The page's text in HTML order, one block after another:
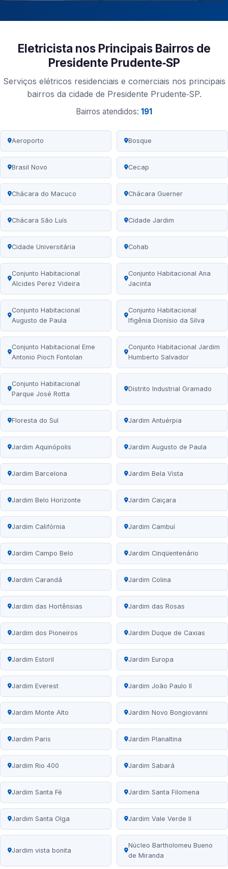
Eletricista nos Principais Bairros de
Presidente Prudente‑SP
Serviços elétricos residenciais e comerciais nos principais
bairros da cidade de Presidente Prudente‑SP.
Bairros atendidos: 191
Aeroporto Bosque
Brasil Novo Cecap
Chácara do Macuco Chácara Guerner
Chácara São Luís Cidade Jardim
Cidade Universitária Cohab
Conjunto Habitacional
Alcides Perez Videira
Conjunto Habitacional Ana
Jacinta
Conjunto Habitacional
Augusto de Paula
Conjunto Habitacional
Ifigênia Dionísio da Silva
Conjunto Habitacional Eme
Antonio Pioch Fontolan
Conjunto Habitacional Jardim
Humberto Salvador
Conjunto Habitacional
Parque José Rotta
Distrito Industrial Gramado
Floresta do Sul Jardim Antuérpia
Jardim Aquinópolis Jardim Augusto de Paula
Jardim Barcelona Jardim Bela Vista
Jardim Belo Horizonte Jardim Caiçara
Jardim Califórnia Jardim Cambuí
Jardim Campo Belo Jardim Cinqüentenário
Jardim Carandá Jardim Colina
Jardim das Hortênsias Jardim das Rosas
Jardim dos Pioneiros Jardim Duque de Caxias
Jardim Estoril Jardim Europa
Jardim Everest Jardim João Paulo II
Jardim Monte Alto Jardim Novo Bongiovanni
Jardim Paris Jardim Planaltina
Jardim Rio 400 Jardim Sabará
Jardim Santa Fé Jardim Santa Filomena
Jardim Santa Olga Jardim Vale Verde II
Jardim vista bonita
Núcleo Bartholomeu Bueno
de Miranda